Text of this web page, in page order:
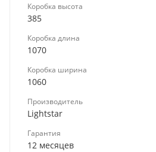
Коробка высота
385
Коробка длина
1070
Коробка ширина
1060
Производитель
Lightstar
Гарантия
12 месяцев